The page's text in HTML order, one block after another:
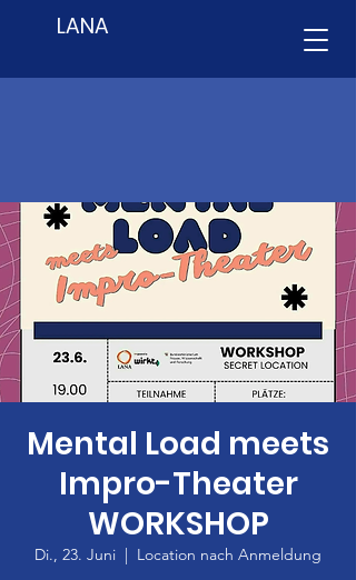
LANA
Mental Load meets
Impro-Theater
WORKSHOP
Di., 23. Juni
  |
Location nach Anmeldung